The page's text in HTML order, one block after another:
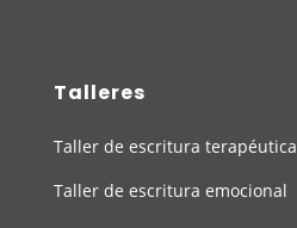
Talleres
Taller de escritura terapéutica
Taller de escritura emocional